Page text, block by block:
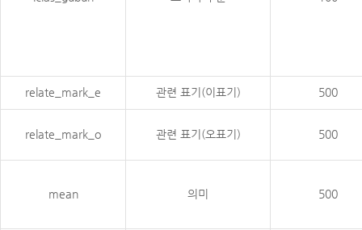
relate_mark_e 관련 표기(이표기) 500
relate_mark_o 관련 표기(오표기) 500
mean 의미 500